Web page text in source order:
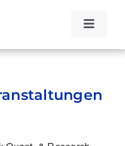
Toggle
Die
Events